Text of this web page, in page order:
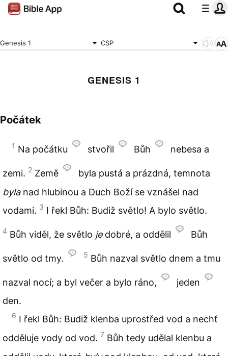
Genesis 1 CSP
GENESIS 1
Počátek
1 Na počátku stvořil Bůh nebesa a
zemi. 2 Země
byla pustá a prázdná, temnota
bylanad hlubinou a Duch Boží se vznášel nad
vodami. 3 I řekl Bůh: Budiž světlo! A bylo světlo.
4 Bůh viděl, že světlo jedobré, a oddělil Bůh
světlo od tmy. 5 Bůh nazval světlo dnem a tmu
nazval nocí; a byl večer a bylo ráno,
jeden
den.
6 I řekl Bůh: Budiž klenba uprostřed vod a nechť
odděluje vody od vod. 7 Bůh tedy udělal klenbu a